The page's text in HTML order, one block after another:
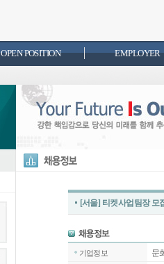
OPEN POSITION EMPLOYER
[서울] 티켓사업팀장 모
기업정보 문